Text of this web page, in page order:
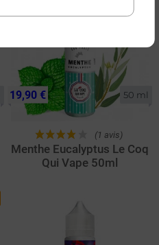
50 ml
(1 avis)
Menthe Eucalyptus Le Coq
Qui Vape 50ml
19,90 €